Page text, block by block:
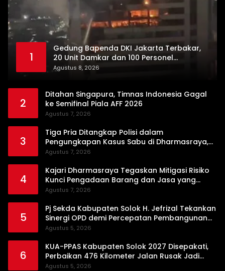
1
Gedung Bapenda DKI Jakarta Terbakar,
20 Unit Damkar dan 100 Personel
Dikerahkan
Agustus 8, 2026
2
Ditahan Singapura, Timnas Indonesia Gagal
ke Semifinal Piala AFF 2026
Agustus 7, 2026
3
Tiga Pria Ditangkap Polisi dalam
Pengungkapan Kasus Sabu di Dharmasraya,
Timbangan Digital hingga Bong Disita
Agustus 7, 2026
4
Kajari Dharmasraya Tegaskan Mitigasi Risiko
Kunci Pengadaan Barang dan Jasa yang
Bersih
Agustus 7, 2026
5
Pj Sekda Kabupaten Solok H. Jefrizal Tekankan
Sinergi OPD demi Percepatan Pembangunan
Daerah
Agustus 5, 2026
6
KUA-PPAS Kabupaten Solok 2027 Disepakati,
Perbaikan 476 Kilometer Jalan Rusak Jadi
Prioritas
Agustus 5, 2026